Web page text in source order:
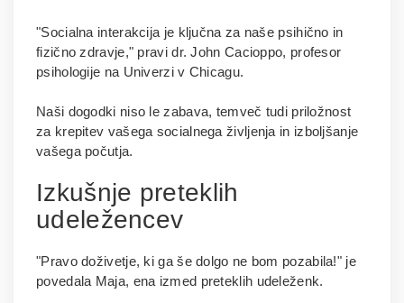
"Socialna interakcija je ključna za naše psihično in
fizično zdravje," pravi dr. John Cacioppo, profesor
psihologije na Univerzi v Chicagu.
Naši dogodki niso le zabava, temveč tudi priložnost
za krepitev vašega socialnega življenja in izboljšanje
vašega počutja.
Izkušnje preteklih
udeležencev
"Pravo doživetje, ki ga še dolgo ne bom pozabila!" je
povedala Maja, ena izmed preteklih udeleženk.